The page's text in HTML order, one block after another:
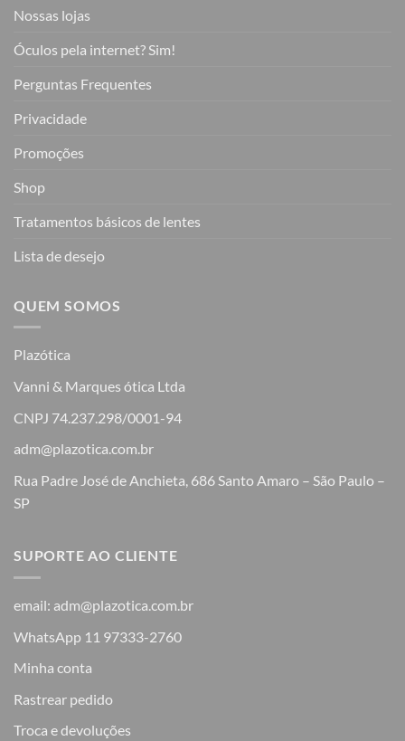
Nossas lojas
Óculos pela internet? Sim!
Perguntas Frequentes
Privacidade
Promoções
Shop
Tratamentos básicos de lentes
Lista de desejo
QUEM SOMOS
Plazótica
Vanni & Marques ótica Ltda
CNPJ 74.237.298/0001-94
adm@plazotica.com.br
Rua Padre José de Anchieta, 686 Santo Amaro – São Paulo –
SP
SUPORTE AO CLIENTE
email: adm@plazotica.com.br
WhatsApp 11 97333-2760
Minha conta
Rastrear pedido
Troca e devoluções